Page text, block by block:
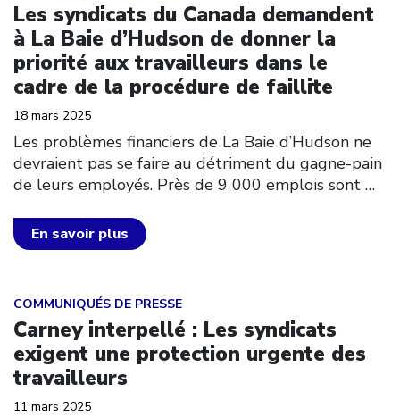
Les syndicats du Canada demandent
à La Baie d’Hudson de donner la
priorité aux travailleurs dans le
cadre de la procédure de faillite
18 mars 2025
Les problèmes financiers de La Baie d’Hudson ne
devraient pas se faire au détriment du gagne-pain
de leurs employés. Près de 9 000 emplois sont …
En savoir plus
COMMUNIQUÉS DE PRESSE
Carney interpellé : Les syndicats
exigent une protection urgente des
travailleurs
11 mars 2025
Click to open the link